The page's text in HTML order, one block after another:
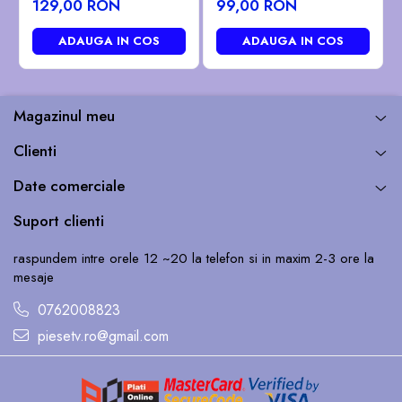
23483906 - pozitia
GB101
129,00 RON
ADAUGA IN COS
PX536 PX539 GG07
GG301 GG652
99,00 RON
ADAUGA IN COS
Magazinul meu
Clienti
Date comerciale
Suport clienti
raspundem intre orele 12 ~20 la telefon si in maxim 2-3 ore la
mesaje
0762008823
piesetv.ro@gmail.com